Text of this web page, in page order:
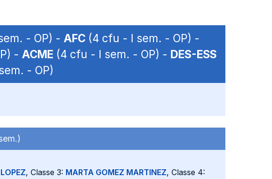
- OP) - AFC (4 cfu - I sem. - OP) -
- ACME (4 cfu - I sem. - OP) - DES-ESS
- OP)
, Classe 3: MARTA GOMEZ MARTINEZ, Classe 4: